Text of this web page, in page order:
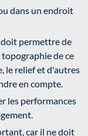
dans un endroit
doit permettre de
de ce
le relief et d'autres
en compte.
les performances
car il ne doit